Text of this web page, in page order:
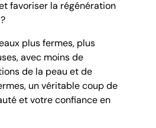
favoriser la régénération
plus fermes, plus
avec moins de
de la peau et de
un véritable coup de
et votre confiance en